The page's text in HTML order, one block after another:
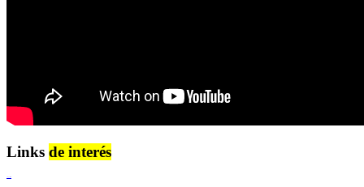
Links de interés